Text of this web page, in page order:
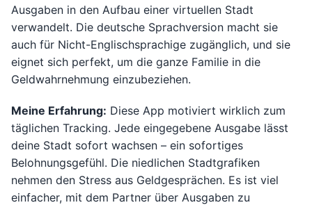
Ausgaben in den Aufbau einer virtuellen Stadt
verwandelt. Die deutsche Sprachversion macht sie
auch für Nicht-Englischsprachige zugänglich, und sie
eignet sich perfekt, um die ganze Familie in die
Geldwahrnehmung einzubeziehen.
Meine Erfahrung: Diese App motiviert wirklich zum
täglichen Tracking. Jede eingegebene Ausgabe lässt
deine Stadt sofort wachsen – ein sofortiges
Belohnungsgefühl. Die niedlichen Stadtgrafiken
nehmen den Stress aus Geldgesprächen. Es ist viel
einfacher, mit dem Partner über Ausgaben zu